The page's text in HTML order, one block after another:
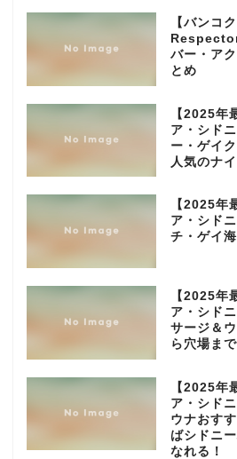
【バンコ
バー・ア
とめ
【2025年
ア・シド
ー・ゲイ
人気のナ
【2025年
ア・シド
チ・ゲイ
【2025年
ア・シド
サージ＆
ら穴場ま
【2025年
ア・シド
ウナおす
ばシドニ
なれる！